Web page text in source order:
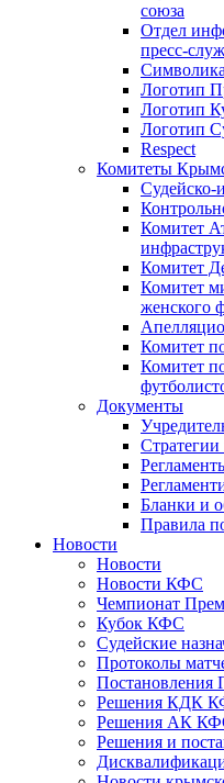
союза
Отдел
пресс-
Логотип
Логотип
Логотип
Respect
Комитеты
Судейско-
Комитет
Комитет
Комитет
женского
Комитет
Комитет
Документы
Бланки и
Правила
Новости
Новости
Новости КФС
Чемпионат
Кубок КФС
Судейские
Протоколы
Решения КДК
Решения АК
Решения и